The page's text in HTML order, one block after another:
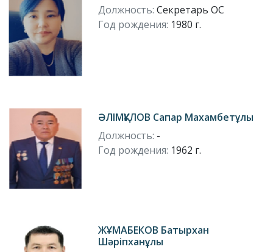
Должность: Секретарь ОС
Год рождения: 1980 г.
ӘЛІМҚҰЛОВ Сапар Махамбетұлы
Должность: -
Год рождения: 1962 г.
ЖҰМАБЕКОВ Батырхан
Шәріпханұлы